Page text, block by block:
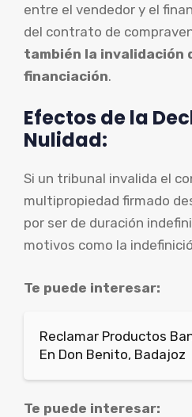
entre el vendedor y el
del contrato de
también la invalidación
financiación.
Efectos de la
Nulidad:
Si un tribunal invalida el
multipropiedad firmado
por ser de duración
motivos como la
Te puede interesar:
Reclamar Productos
En Don Benito, Badajoz
Te puede interesar: